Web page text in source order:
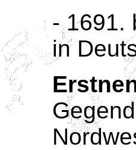
- 1691.
in